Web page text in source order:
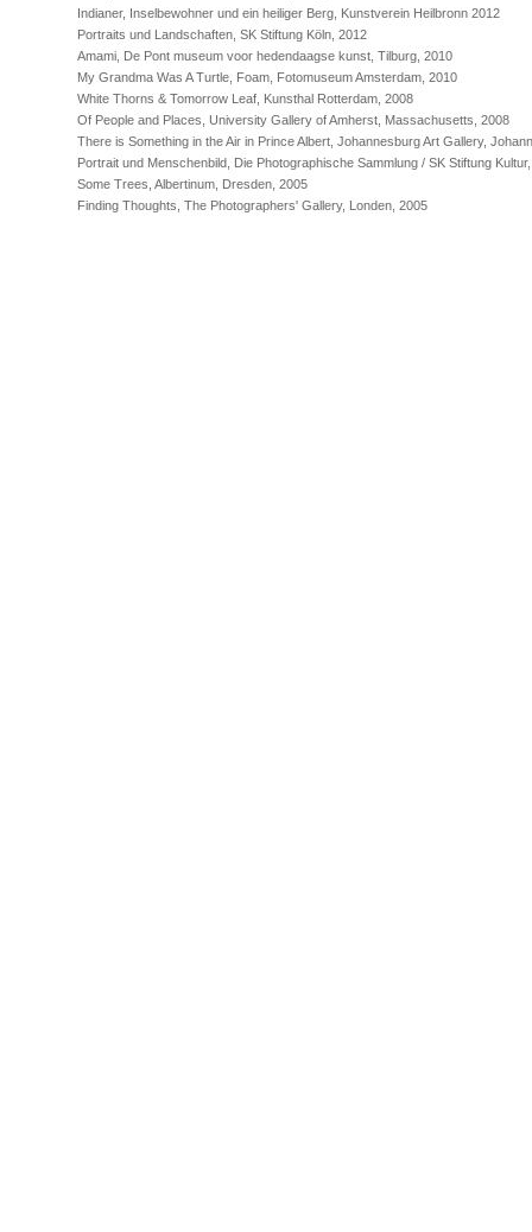
Indianer, Inselbewohner und ein heiliger Berg, Kunstverein Heilbronn 2012
Portraits und Landschaften, SK Stiftung Köln, 2012
Amami, De Pont museum voor hedendaagse kunst, Tilburg, 2010
My Grandma Was A Turtle, Foam, Fotomuseum Amsterdam, 2010
White Thorns & Tomorrow Leaf, Kunsthal Rotterdam, 2008
Of People and Places, University Gallery of Amherst, Massachusetts, 2008
There is Something in the Air in Prince Albert, Johannesburg Art Gallery,
Portrait und Menschenbild, Die Photographische Sammlung / SK Stiftung
Some Trees, Albertinum, Dresden, 2005
Finding Thoughts, The Photographers' Gallery, Londen, 2005